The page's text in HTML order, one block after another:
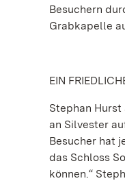
Besuchern
Grabkapelle
EIN
Stephan
an Silvester
Besucher hat
das Schloss
können.“